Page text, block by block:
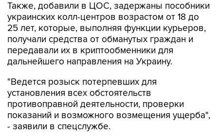
Также, добавили в ЦОС, задержаны пособники
украинских колл-центров возрастом от 18 до
25 лет, которые, выполняя функции курьеров,
получали средства от обманутых граждан и
передавали их в криптообменники для
дальнейшего направления на Украину.
"Ведется розыск потерпевших для
установления всех обстоятельств
противоправной деятельности, проверки
показаний и возможного возмещения ущерба",
- заявили в спецслужбе.